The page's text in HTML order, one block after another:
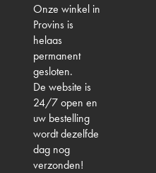
Onze winkel in
Provins is
helaas
permanent
gesloten.
De website is
24/7 open en
uw bestelling
wordt dezelfde
dag nog
verzonden!